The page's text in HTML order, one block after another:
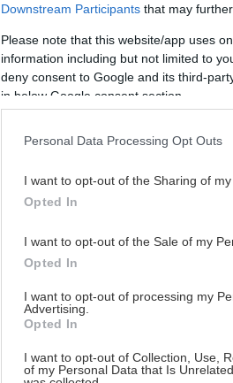
Downstream Participants that may
Please note that this website/app uses
information including but not limited to
deny consent to Google and its third-
in below Google consent section.
Personal Data Processing Opt Outs
I want to opt-out of the Sharing of my
Opted In
I want to opt-out of the Sale of my
Opted In
I want to opt-out of processing my
Advertising.
Opted In
I want to opt-out of Collection, Use,
of my Personal Data that Is